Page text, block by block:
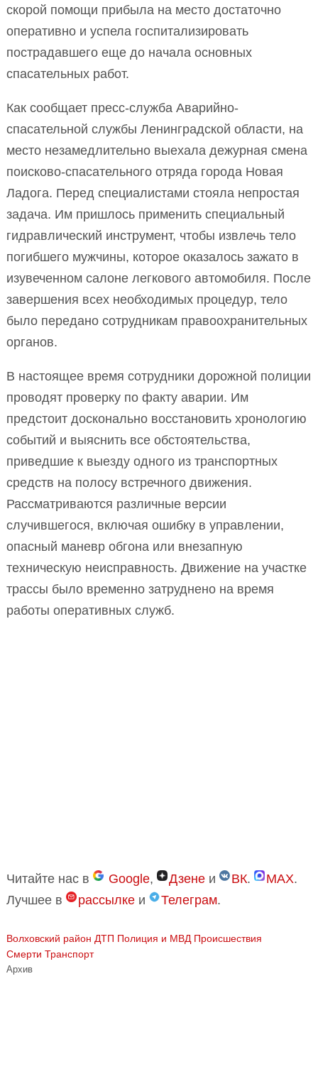
скорой помощи прибыла на место достаточно
оперативно и успела госпитализировать
пострадавшего еще до начала основных
спасательных работ.
Как сообщает пресс-служба Аварийно-
спасательной службы Ленинградской области, на
место незамедлительно выехала дежурная смена
поисково-спасательного отряда города Новая
Ладога. Перед специалистами стояла непростая
задача. Им пришлось применить специальный
гидравлический инструмент, чтобы извлечь тело
погибшего мужчины, которое оказалось зажато в
изувеченном салоне легкового автомобиля. После
завершения всех необходимых процедур, тело
было передано сотрудникам правоохранительных
органов.
В настоящее время сотрудники дорожной полиции
проводят проверку по факту аварии. Им
предстоит досконально восстановить хронологию
событий и выяснить все обстоятельства,
приведшие к выезду одного из транспортных
средств на полосу встречного движения.
Рассматриваются различные версии
случившегося, включая ошибку в управлении,
опасный маневр обгона или внезапную
техническую неисправность. Движение на участке
трассы было временно затруднено на время
работы оперативных служб.
Читайте нас в Google, Дзене и ВК. MAX.
Лучшее в
рассылке и Телеграм.
Волховский район ДТП Полиция и МВД Происшествия
Смерти Транспорт
Архив